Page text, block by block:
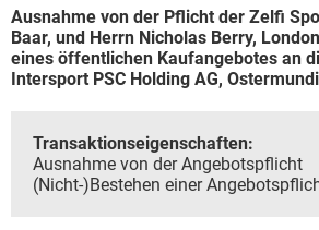
Ausnahme von der Pflicht der Zelfi
Baar, und Herrn Nicholas Berry,
eines öffentlichen Kaufangebotes an
Intersport PSC Holding AG,
Transaktionseigenschaften:
Ausnahme von der Angebotspflicht
(Nicht-)Bestehen einer